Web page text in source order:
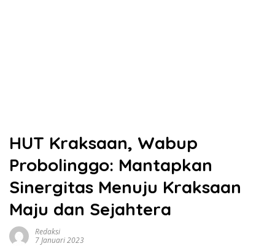
HUT Kraksaan, Wabup
Probolinggo: Mantapkan
Sinergitas Menuju Kraksaan
Maju dan Sejahtera
Redaksi
7 Januari 2023